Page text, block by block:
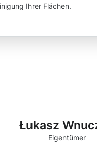
Ihrer Flächen.
Łukasz
Eigentümer